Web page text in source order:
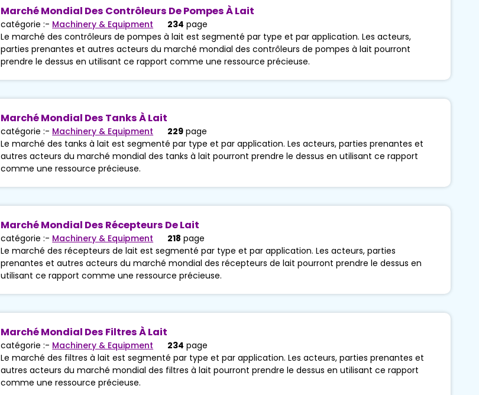
Marché Mondial Des Contrôleurs De Pompes À Lait
catégorie :- Machinery & Equipment 234 page
Le marché des contrôleurs de pompes à lait est segmenté par type et par application. Les acteurs,
parties prenantes et autres acteurs du marché mondial des contrôleurs de pompes à lait pourront
prendre le dessus en utilisant ce rapport comme une ressource précieuse.
Marché Mondial Des Tanks À Lait
catégorie :- Machinery & Equipment 229 page
Le marché des tanks à lait est segmenté par type et par application. Les acteurs, parties prenantes et
autres acteurs du marché mondial des tanks à lait pourront prendre le dessus en utilisant ce rapport
comme une ressource précieuse.
Marché Mondial Des Récepteurs De Lait
catégorie :- Machinery & Equipment 218 page
Le marché des récepteurs de lait est segmenté par type et par application. Les acteurs, parties
prenantes et autres acteurs du marché mondial des récepteurs de lait pourront prendre le dessus en
utilisant ce rapport comme une ressource précieuse.
Marché Mondial Des Filtres À Lait
catégorie :- Machinery & Equipment 234 page
Le marché des filtres à lait est segmenté par type et par application. Les acteurs, parties prenantes et
autres acteurs du marché mondial des filtres à lait pourront prendre le dessus en utilisant ce rapport
comme une ressource précieuse.